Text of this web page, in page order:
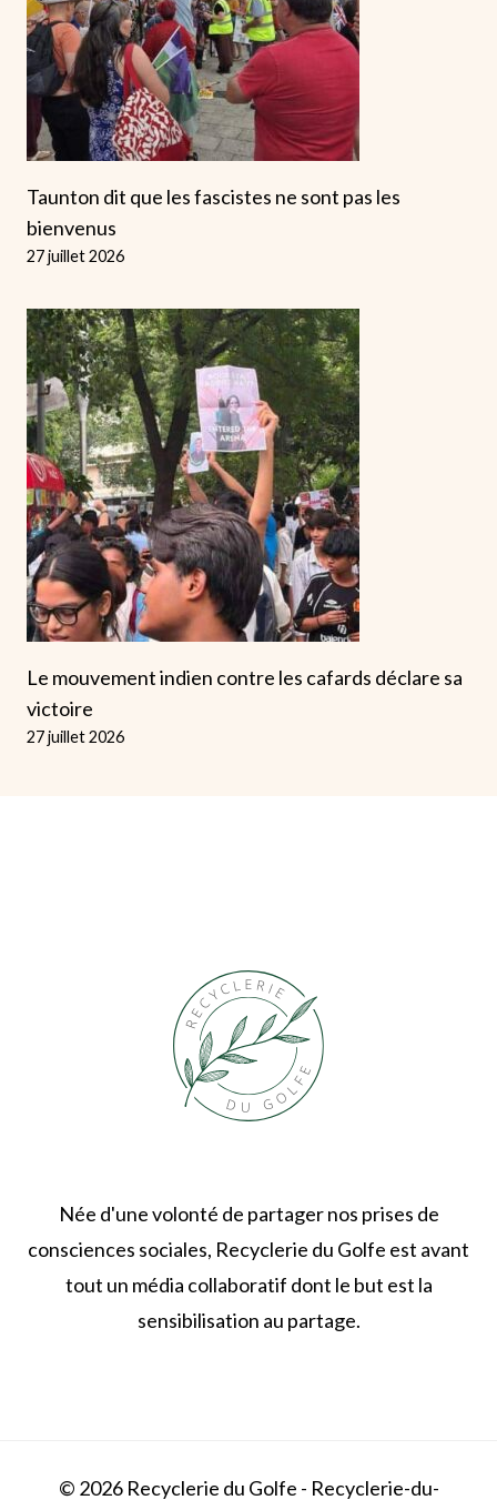
Taunton dit que les fascistes ne sont pas les
bienvenus
27 juillet 2026
Le mouvement indien contre les cafards déclare sa
victoire
27 juillet 2026
Née d'une volonté de partager nos prises de
consciences sociales, Recyclerie du Golfe est avant
tout un média collaboratif dont le but est la
sensibilisation au partage.
© 2026 Recyclerie du Golfe - Recyclerie-du-